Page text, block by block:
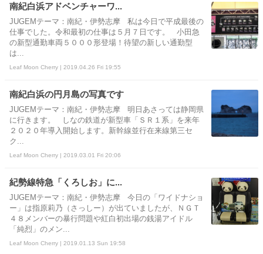
南紀白浜アドベンチャーワ...
JUGEMテーマ：南紀・伊勢志摩 私は今日で平成最後の
仕事でした。令和最初の仕事は５月７日です。 小田急
の新型通勤車両５０００形登場！待望の新しい通勤型
は...
Leaf Moon Cherry | 2019.04.26 Fri 19:55
南紀白浜の円月島の写真です
JUGEMテーマ：南紀・伊勢志摩 明日あさっては静岡県
に行きます。 しなの鉄道が新型車「ＳＲ１系」を来年
２０２０年導入開始します。新幹線並行在来線第三セ
ク...
Leaf Moon Cherry | 2019.03.01 Fri 20:06
紀勢線特急「くろしお」に...
JUGEMテーマ：南紀・伊勢志摩 今日の「ワイドナショ
ー」は指原莉乃（さっしー）が出ていましたが、ＮＧＴ
４８メンバーの暴行問題や紅白初出場の銭湯アイドル
「純烈」のメン...
Leaf Moon Cherry | 2019.01.13 Sun 19:58